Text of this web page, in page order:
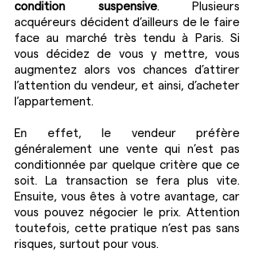
condition suspensive. Plusieurs
acquéreurs décident d’ailleurs de le faire
face au marché très tendu à Paris. Si
vous décidez de vous y mettre, vous
augmentez alors vos chances d’attirer
l’attention du vendeur, et ainsi, d’acheter
l’appartement.
En effet, le vendeur préfère
généralement une vente qui n’est pas
conditionnée par quelque critère que ce
soit. La transaction se fera plus vite.
Ensuite, vous êtes à votre avantage, car
vous pouvez négocier le prix. Attention
toutefois, cette pratique n’est pas sans
risques, surtout pour vous.